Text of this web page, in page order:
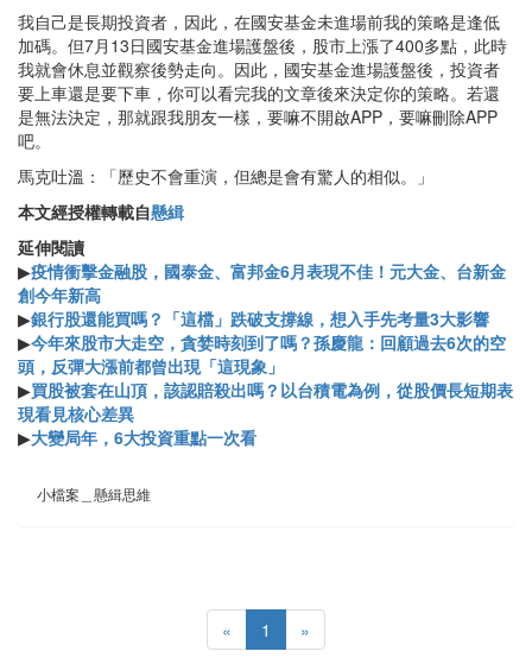
我自己是長期投資者，因此，在國安基金未進場前我的策略是逢低
加碼。但7月13日國安基金進場護盤後，股市上漲了400多點，此時
我就會休息並觀察後勢走向。因此，國安基金進場護盤後，投資者
要上車還是要下車，你可以看完我的文章後來決定你的策略。若還
是無法決定，那就跟我朋友一樣，要嘛不開啟APP，要嘛刪除APP
吧。
馬克吐溫：「歷史不會重演，但總是會有驚人的相似。」
本文經授權轉載自懸緝
延伸閱讀
▶疫情衝擊金融股，國泰金、富邦金6月表現不佳！元大金、台新金
創今年新高
▶銀行股還能買嗎？「這檔」跌破支撐線，想入手先考量3大影響
▶今年來股市大走空，貪婪時刻到了嗎？孫慶龍：回顧過去6次的空
頭，反彈大漲前都曾出現「這現象」
▶買股被套在山頂，該認賠殺出嗎？以台積電為例，從股價長短期表
現看見核心差異
▶大變局年，6大投資重點一次看
小檔案＿懸緝思維
« 1 »